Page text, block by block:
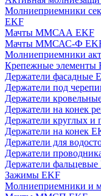
Молниеприемники
EKF
Мачты ММСАА EKF
Мачты ММСАС-Ф
Молниеприемники
Крепежные элементы
Держатели фасадные
Держатели под
Держатели
Держатели на конек
Держатели круглых и
Держатели на конек
Держатели для
Держатели
Держатели фальцевые
Зажимы EKF
Молниеприемники и